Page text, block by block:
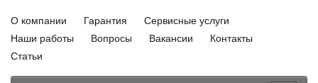
О компании Гарантия
Сервисные услуги
Наши работы
Вопросы Вакансии
Контакты
Статьи